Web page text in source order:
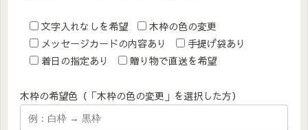
文字入れなしを希望
木枠の色の変更
メッセージカードの内容あり
手提げ袋あり
着日の指定あり
贈り物で直送を希望
木枠の希望色（「木枠の色の変更」を選択した方）